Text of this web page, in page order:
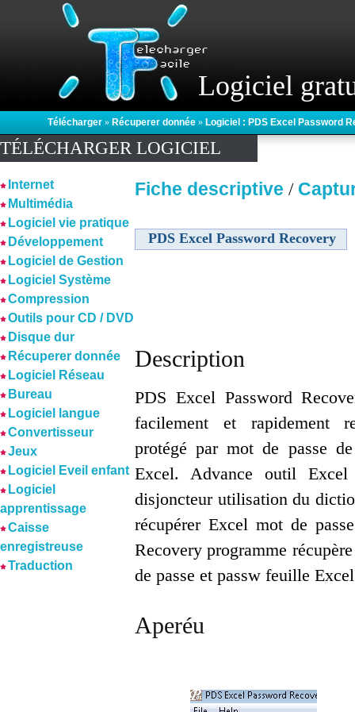
Logiciel
Télécharger » Récuperer donnée » Logiciel : PDS Excel Password
TÉLÉCHARGER LOGICIEL
Internet
Multimédia
Logiciel vie pratique
Développement
Logiciel de Gestion
Logiciel Système
Compression
Outils pour CD / DVD
Disque dur
Récuperer donnée
Logiciel Réseau
Bureau
Logiciel langue
Convertisseur
Jeux
Logiciel Eveil enfant
Logiciel
apprentissage
Caisse
enregistreuse
Traduction
Fiche descriptive /
PDS Excel Password Recovery
Description
PDS Excel Password
facilement et rapidement
protégé par mot de passe
Excel. Advance outil Excel
disjoncteur utilisation du
récupérer Excel mot de
Recovery programme
de passe et passw feuille
Aperéu